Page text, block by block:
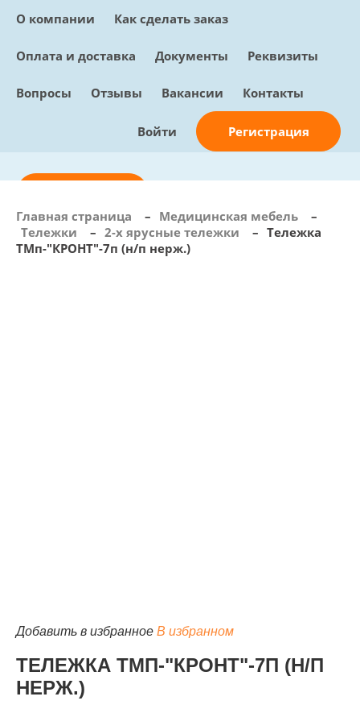
О компании Как сделать заказ
Оплата и доставка Документы Реквизиты
Вопросы Отзывы Вакансии Контакты
Войти Регистрация
info@sunmed.ru
Главная страница – Медицинская мебель
–
Тележки
– 2-х ярусные тележки – Тележка
ТМп-"КРОНТ"-7п (н/п нерж.)
Добавить в избранное В избранном
ТЕЛЕЖКА ТМП-"КРОНТ"-7П (Н/П
НЕРЖ.)